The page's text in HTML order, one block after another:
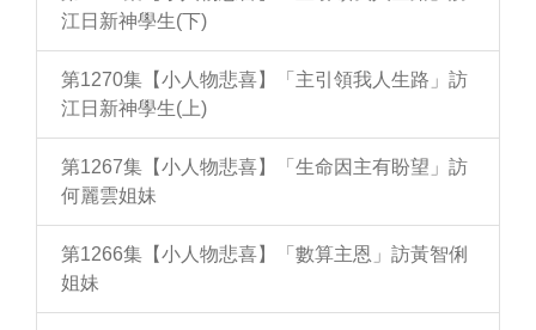
江日新神學生(下)
第1270集【小人物悲喜】「主引領我人生路」訪
江日新神學生(上)
第1267集【小人物悲喜】「生命因主有盼望」訪
何麗雲姐妹
第1266集【小人物悲喜】「數算主恩」訪黃智俐
姐妹